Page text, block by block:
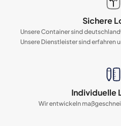
Sichere
Unsere Container sind
Unsere Dienstleister sind erfahren
Individuelle
Wir entwickeln